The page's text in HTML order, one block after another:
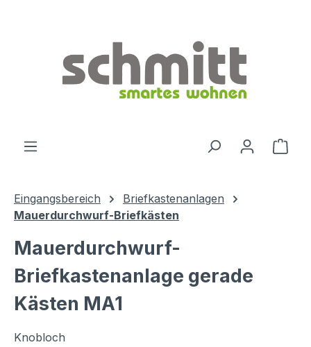
Eingangsbereich
Briefkastenanlagen
Mauerdurchwurf-Briefkästen
Mauerdurchwurf-
Briefkastenanlage gerade
Kästen MA1
Knobloch